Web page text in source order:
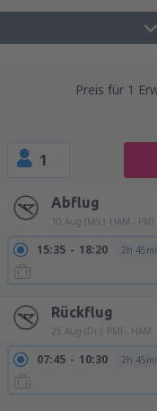
Preis für 1
1
Abflug
10 Aug (Mo.) HAM - PMI
15:35 18:20 2h
Rückflug
25 Aug (Di.) PMI - HAM
07:45 10:30 2h